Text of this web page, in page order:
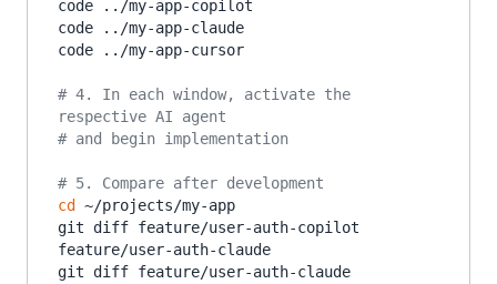
code ../my-app-copilot
code ../my-app-claude
code ../my-app-cursor
# 4. In each window, activate the
respective AI agent
# and begin implementation
# 5. Compare after development
cd
~/projects/my-app
git diff feature/user-auth-copilot
feature/user-auth-claude
git diff feature/user-auth-claude